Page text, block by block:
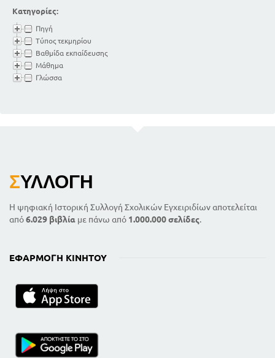
Κατηγορίες:
Πηγή
Τύπος τεκμηρίου
Βαθμίδα εκπαίδευσης
Μάθημα
Γλώσσα
ΣΥΛΛΟΓΉ
Η ψηφιακή Ιστορική Συλλογή Σχολικών Εγχειριδίων αποτελείται
από6.029 βιβλία με πάνω από 1.000.000 σελίδες.
ΕΦΑΡΜΟΓΉ ΚΙΝΗΤΟΎ